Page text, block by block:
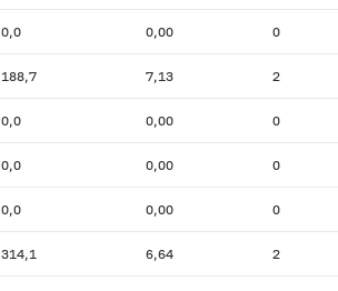
0,0 0,00 0
188,7 7,13 2
0,0 0,00 0
0,0 0,00 0
0,0 0,00 0
314,1 6,64 2